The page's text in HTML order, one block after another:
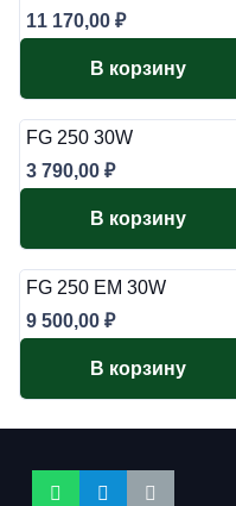
11 170,00 ₽
В корзину
FG 250 30W
3 790,00 ₽
В корзину
FG 250 EM 30W
9 500,00 ₽
В корзину